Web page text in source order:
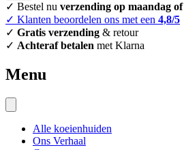
✓ Bestel nu verzending op maandag
✓ Klanten beoordelen ons met een 4,8/5
✓ Gratis verzending & retour
✓ Achteraf betalen met Klarna
Menu
Alle koeienhuiden
Ons Verhaal